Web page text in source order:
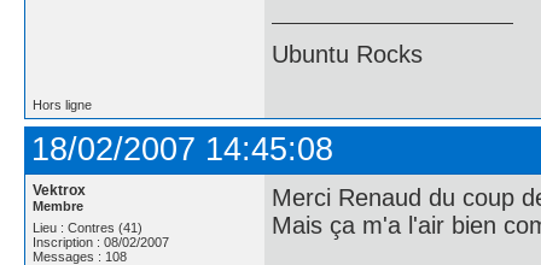
Ubuntu Rocks
Hors ligne
18/02/2007 14:45:08
Vektrox
Membre
Lieu : Contres (41)
Inscription : 08/02/2007
Messages : 108
Merci Renaud du coup
Mais ça m'a l'air bien